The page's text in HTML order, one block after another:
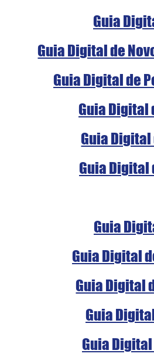
Guia
Guia Digital de
Guia Digital de
Guia Digital
Guia Digital
Guia Digital
Guia
Guia Digital
Guia Digital
Guia
Guia